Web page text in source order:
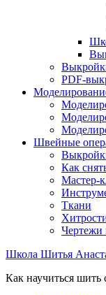
PDF-
Швейные
Как
Мастер-
Ткани
Чертежи
Школа Шитья
Как научиться шить